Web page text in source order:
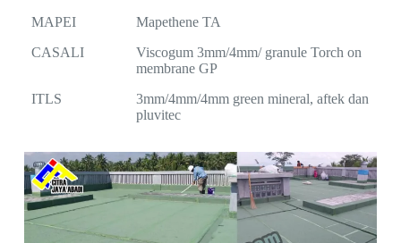
MAPEI
Mapethene TA
CASALI
Viscogum 3mm/4mm/ granule Torch on
membrane GP
ITLS
3mm/4mm/4mm green mineral, aftek dan
pluvitec